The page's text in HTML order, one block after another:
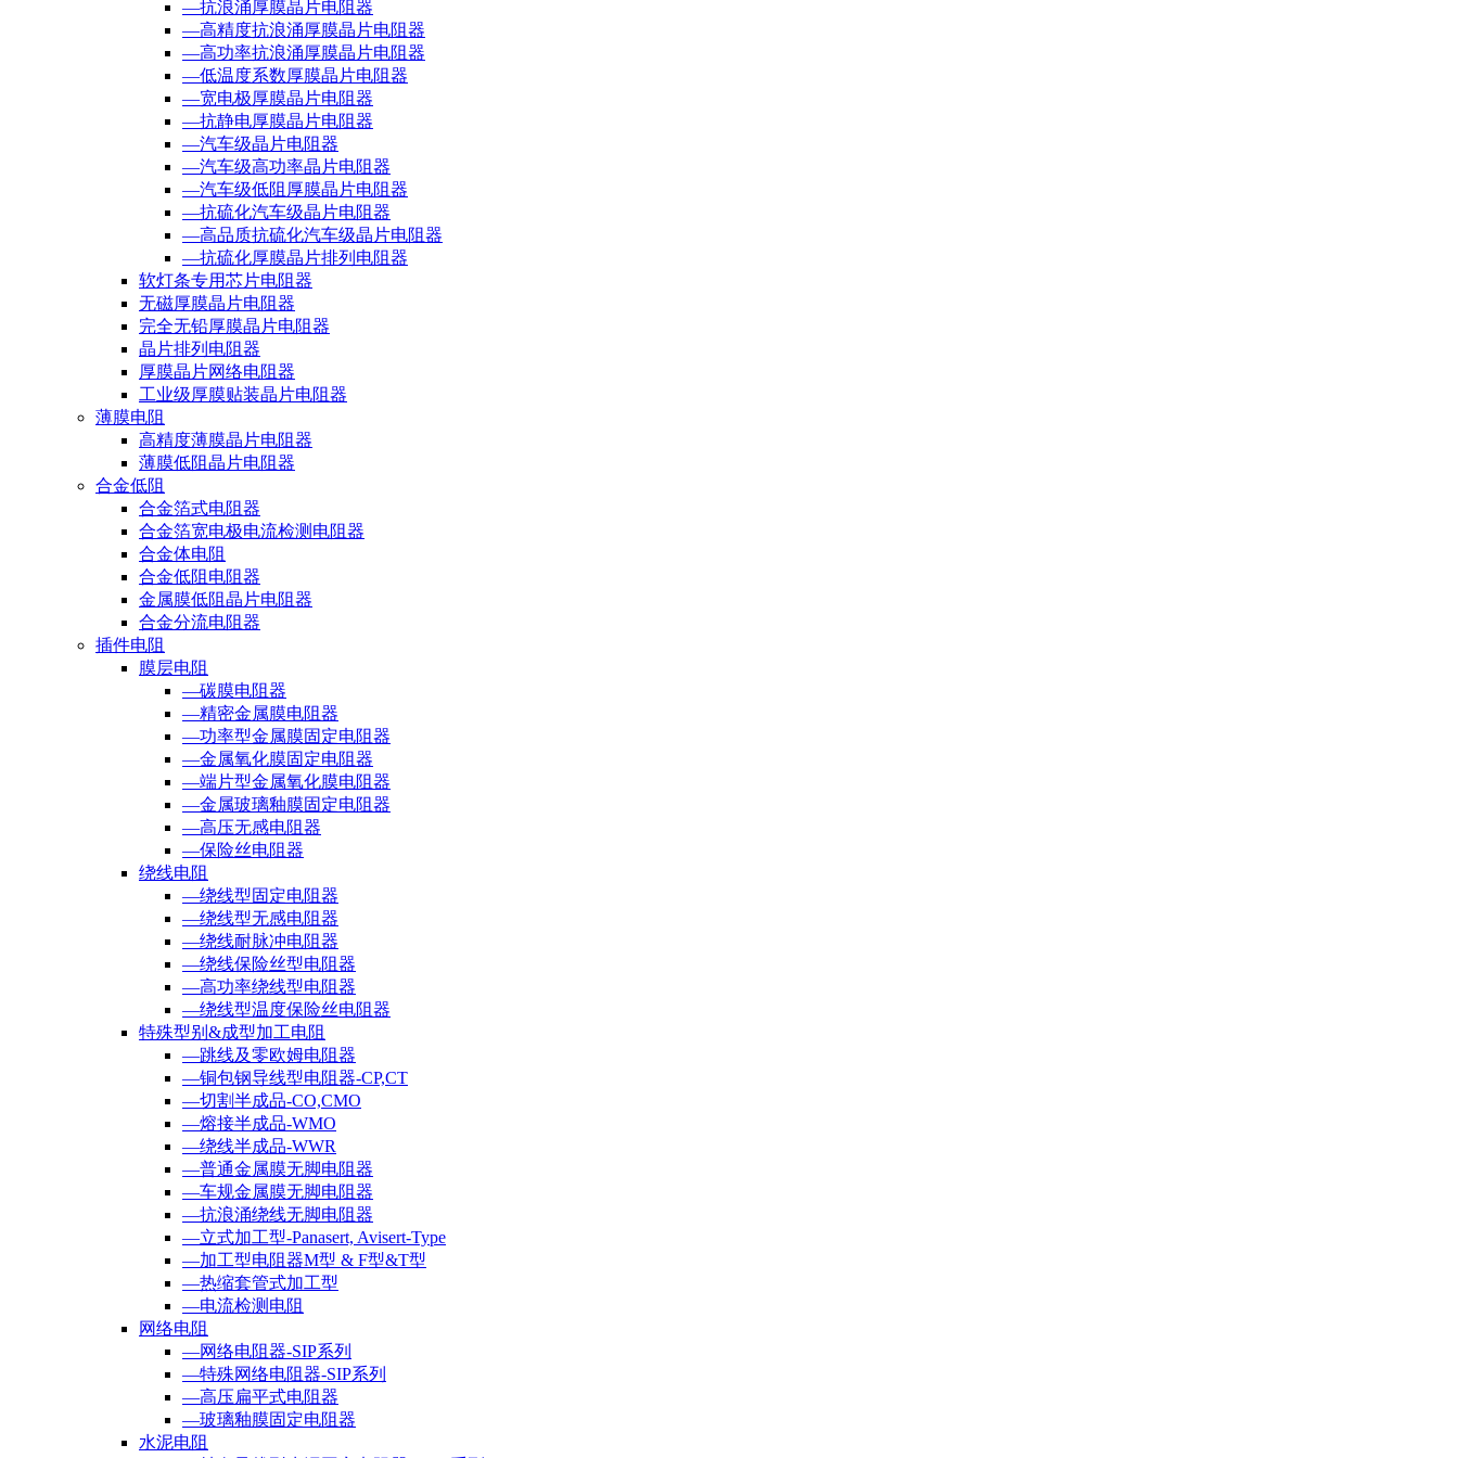
—抗浪涌厚膜晶片电阻器
—高精度抗浪涌厚膜晶片电阻器
—高功率抗浪涌厚膜晶片电阻器
—低温度系数厚膜晶片电阻器
—宽电极厚膜晶片电阻器
—抗静电厚膜晶片电阻器
—汽车级晶片电阻器
—汽车级高功率晶片电阻器
—汽车级低阻厚膜晶片电阻器
—抗硫化汽车级晶片电阻器
—高品质抗硫化汽车级晶片电阻器
—抗硫化厚膜晶片排列电阻器
软灯条专用芯片电阻器
无磁厚膜晶片电阻器
完全无铅厚膜晶片电阻器
晶片排列电阻器
厚膜晶片网络电阻器
工业级厚膜贴装晶片电阻器
薄膜电阻
高精度薄膜晶片电阻器
薄膜低阻晶片电阻器
合金低阻
合金箔式电阻器
合金箔宽电极电流检测电阻器
合金体电阻
合金低阻电阻器
金属膜低阻晶片电阻器
合金分流电阻器
插件电阻
膜层电阻
—碳膜电阻器
—精密金属膜电阻器
—功率型金属膜固定电阻器
—金属氧化膜固定电阻器
—端片型金属氧化膜电阻器
—金属玻璃釉膜固定电阻器
—高压无感电阻器
—保险丝电阻器
绕线电阻
—绕线型固定电阻器
—绕线型无感电阻器
—绕线耐脉冲电阻器
—绕线保险丝型电阻器
—高功率绕线型电阻器
—绕线型温度保险丝电阻器
特殊型别&成型加工电阻
—跳线及零欧姆电阻器
—铜包钢导线型电阻器-CP,CT
—切割半成品-CO,CMO
—熔接半成品-WMO
—绕线半成品-WWR
—普通金属膜无脚电阻器
—车规金属膜无脚电阻器
—抗浪涌绕线无脚电阻器
—立式加工型-Panasert, Avisert-Type
—加工型电阻器M型 & F型&T型
—热缩套管式加工型
—电流检测电阻
网络电阻
—网络电阻器-SIP系列
—特殊网络电阻器-SIP系列
—高压扁平式电阻器
—玻璃釉膜固定电阻器
水泥电阻